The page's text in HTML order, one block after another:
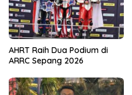
AHRT Raih Dua Podium di
ARRC Sepang 2026